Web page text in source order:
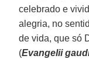
celebrado e
alegria, no
de vida, que só
(Evangelii